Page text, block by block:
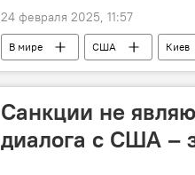
24 февраля 2025, 11:57
В мире США Киев
Дональд Трамп
Обострение
Санкции не
диалога с США